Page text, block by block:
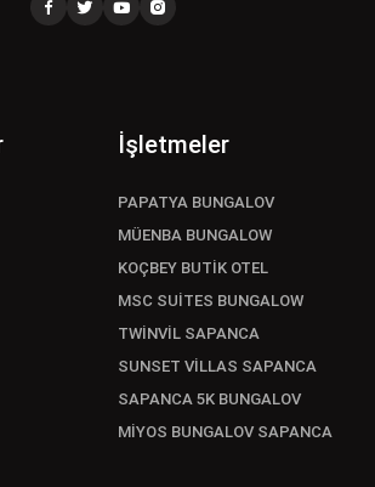
İşletmeler
PAPATYA BUNGALOV
MÜENBA BUNGALOW
KOÇBEY BUTİK OTEL
MSC SUİTES BUNGALOW
TWİNVİL SAPANCA
SUNSET VİLLAS SAPANCA
SAPANCA 5K BUNGALOV
MİYOS BUNGALOV SAPANCA